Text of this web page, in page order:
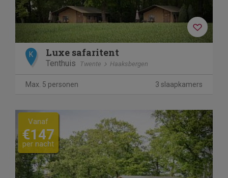
K Luxe safaritent
Tenthuis Twente Haaksbergen
Max. 5 personen 3 slaapkamers
Previous Next
Vanaf
€147
per nacht